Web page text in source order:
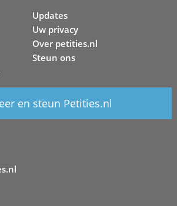
Updates
Uw privacy
Over petities.nl
Steun ons
en steun Petities.nl